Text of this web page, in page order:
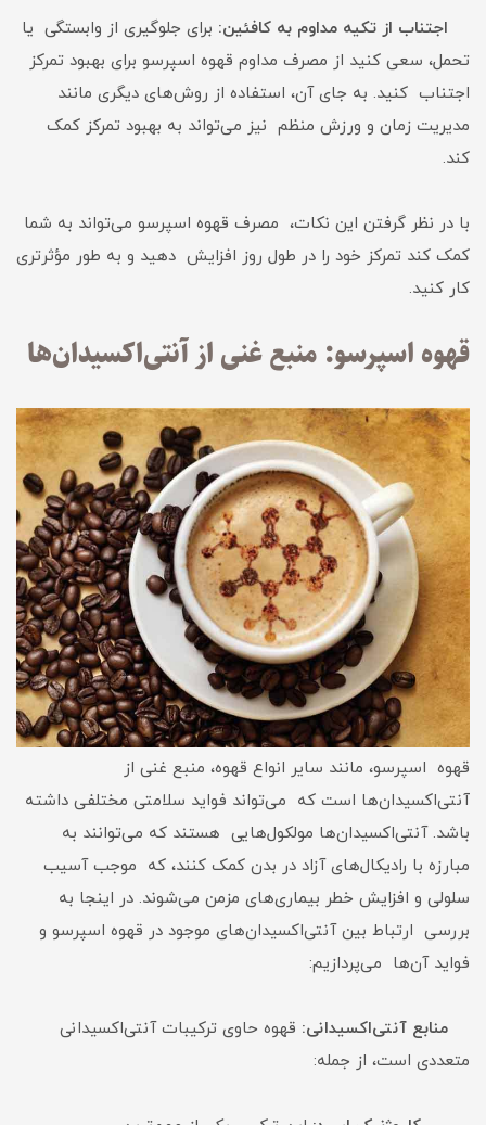
اجتناب از تکیه مداوم به کافئین: برای جلوگیری از وابستگی یا
تحمل، سعی کنید از مصرف مداوم قهوه اسپرسو برای بهبود تمرکز
اجتناب کنید. به جای آن، استفاده از روش‌های دیگری مانند
مدیریت زمان و ورزش منظم نیز می‌تواند به بهبود تمرکز کمک
کند.
با در نظر گرفتن این نکات، مصرف قهوه اسپرسو می‌تواند به شما
کمک کند تمرکز خود را در طول روز افزایش دهید و به طور مؤثرتری
کار کنید.
قهوه اسپرسو: منبع غنی از آنتی‌اکسیدان‌ها
قهوه اسپرسو، مانند سایر انواع قهوه، منبع غنی از
آنتی‌اکسیدان‌ها است که می‌تواند فواید سلامتی مختلفی داشته
باشد. آنتی‌اکسیدان‌ها مولکول‌هایی هستند که می‌توانند به
مبارزه با رادیکال‌های آزاد در بدن کمک کنند، که موجب آسیب
سلولی و افزایش خطر بیماری‌های مزمن می‌شوند. در اینجا به
بررسی ارتباط بین آنتی‌اکسیدان‌های موجود در قهوه اسپرسو و
فواید آن‌ها می‌پردازیم:
منابع آنتی‌اکسیدانی: قهوه حاوی ترکیبات آنتی‌اکسیدانی
متعددی است، از جمله: